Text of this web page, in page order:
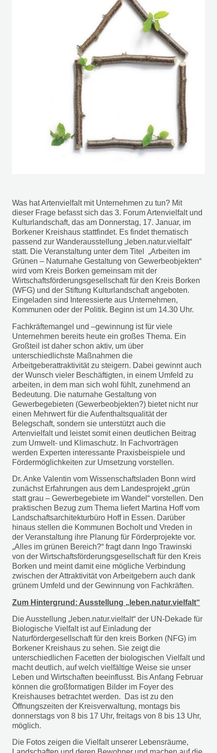
Was hat Artenvielfalt mit Unternehmen zu tun? Mit
dieser Frage befasst sich das 3. Forum Artenvielfalt und
Kulturlandschaft, das am Donnerstag, 17. Januar, im
Borkener Kreishaus stattfindet. Es findet thematisch
passend zur Wanderausstellung „leben.natur.vielfalt“
statt. Die Veranstaltung unter dem Titel „Arbeiten im
Grünen – Naturnahe Gestaltung von Gewerbeobjekten“
wird vom Kreis Borken gemeinsam mit der
Wirtschaftsförderungsgesellschaft für den Kreis Borken
(WFG) und der Stiftung Kulturlandschaft angeboten.
Eingeladen sind Interessierte aus Unternehmen,
Kommunen oder der Politik. Beginn ist um 14.30 Uhr.
Fachkräftemangel und –gewinnung ist für viele
Unternehmen bereits heute ein großes Thema. Ein
Großteil ist daher schon aktiv, um über
unterschiedlichste Maßnahmen die
Arbeitgeberattraktivität zu steigern. Dabei gewinnt auch
der Wunsch vieler Beschäftigten, in einem Umfeld zu
arbeiten, in dem man sich wohl fühlt, zunehmend an
Bedeutung. Die naturnahe Gestaltung von
Gewerbegebieten (Gewerbeobjekten?) bietet nicht nur
einen Mehrwert für die Aufenthaltsqualität der
Belegschaft, sondern sie unterstützt auch die
Artenvielfalt und leistet somit einen deutlichen Beitrag
zum Umwelt- und Klimaschutz. In Fachvorträgen
werden Experten interessante Praxisbeispiele und
Fördermöglichkeiten zur Umsetzung vorstellen.
Dr. Anke Valentin vom Wissenschaftsladen Bonn wird
zunächst Erfahrungen aus dem Landesprojekt „grün
statt grau – Gewerbegebiete im Wandel“ vorstellen. Den
praktischen Bezug zum Thema liefert Martina Hoff vom
Landschaftsarchitekturbüro Hoff in Essen. Darüber
hinaus stellen die Kommunen Bocholt und Vreden in
der Veranstaltung ihre Planung für Förderprojekte vor.
„Alles im grünen Bereich?“ fragt dann Ingo Trawinski
von der Wirtschaftsförderungsgesellschaft für den Kreis
Borken und meint damit eine mögliche Verbindung
zwischen der Attraktivität von Arbeitgebern auch dank
grünem Umfeld und der Gewinnung von Fachkräften.
Zum Hintergrund: Ausstellung „leben.natur.vielfalt“
Die Ausstellung „leben.natur.vielfalt“ der UN-Dekade für
Biologische Vielfalt ist auf Einladung der
Naturfördergesellschaft für den kreis Borken (NFG) im
Borkener Kreishaus zu sehen. Sie zeigt die
unterschiedlichen Facetten der biologischen Vielfalt und
macht deutlich, auf welch vielfältige Weise sie unser
Leben und Wirtschaften beeinflusst. Bis Anfang Februar
können die großformatigen Bilder im Foyer des
Kreishauses betrachtet werden. Das ist zu den
Öffnungszeiten der Kreisverwaltung, montags bis
donnerstags von 8 bis 17 Uhr, freitags von 8 bis 13 Uhr,
möglich.
Die Fotos zeigen die Vielfalt unserer Lebensräume,